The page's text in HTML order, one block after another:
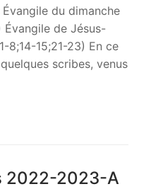
du dimanche
Évangile de Jésus-
8;14-15;21-23) En ce
scribes, venus
2022-2023-A